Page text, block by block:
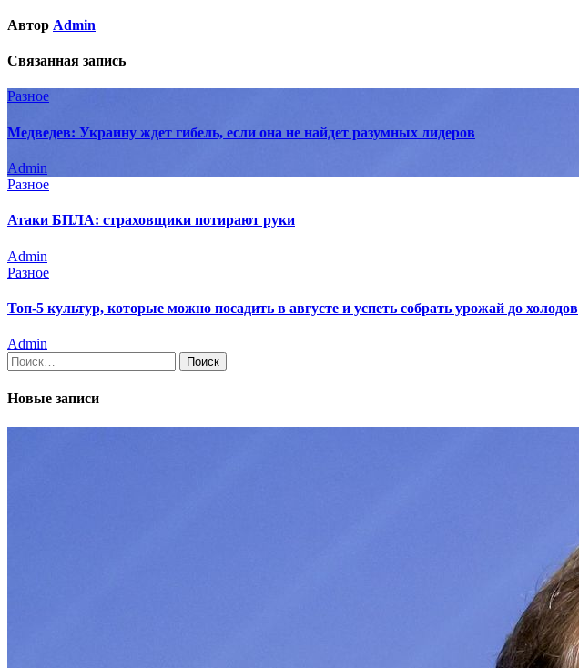
Автор Admin
Связанная запись
Разное
Медведев: Украину ждет гибель, если она не найдет разумных лидеров
Admin
Разное
Атаки БПЛА: страховщики потирают руки
Admin
Разное
Топ-5 культур, которые можно посадить в августе и успеть собрать урожай до холодов
Admin
Найти:
Новые записи